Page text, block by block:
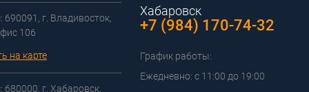
г. Владивосток,
106
на карте
г. Хабаровск,
Хабаровск
+7 (984) 170-74-32
График работы:
Ежедневно: с 11:00 до 19:00